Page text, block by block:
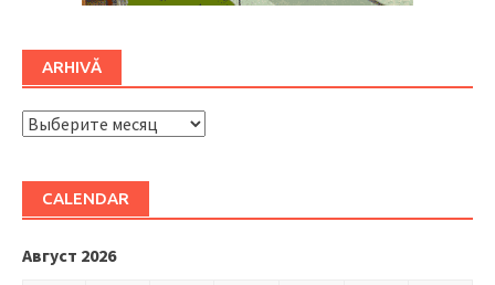
ARHIVĂ
ARHIVĂ
CALENDAR
Август 2026